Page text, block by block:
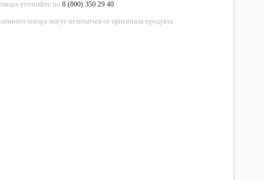
уточняйте по 8 (800) 350 29 40
товара могут отличаться от оригинала продукта